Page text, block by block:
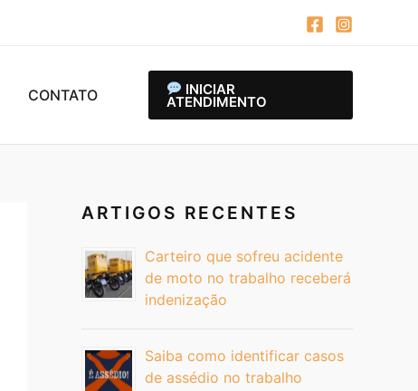
CONTATO INICIAR
ATENDIMENTO
ARTIGOS RECENTES
Carteiro que sofreu acidente
de moto no trabalho receberá
indenização
Saiba como identificar casos
de assédio no trabalho